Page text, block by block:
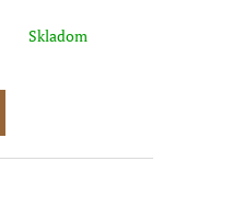
Skladom